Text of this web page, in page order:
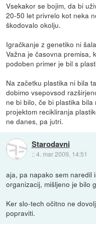
Vsekakor se bojim, da bi
20-50 let privrelo kot neka
škodovalo okolju.
Igračkanje z genetiko ni
Važna je časovna premisa,
podoben primer je bil s
Na začetku plastika ni bila
dobimo vsepovsod
ne bi bilo, če bi plastika
projektom recikliranja
ne danes, pa jutri.
Starodavni
::4. mar 2009, 14:51
aja, pa napako sem naredil
organizacij, mišljeno je bilo
Ker slo-tech očitno ne
popraviti.